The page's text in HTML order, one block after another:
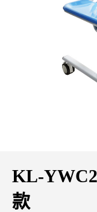
KL-
款